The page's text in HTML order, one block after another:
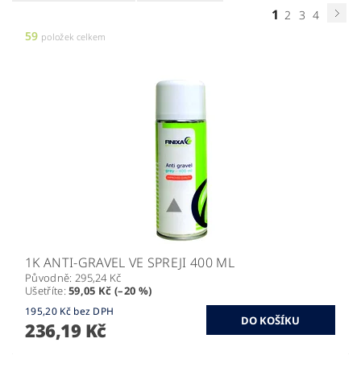
1 2 3 4
59 položek celkem
1K ANTI-GRAVEL VE SPREJI 400 ML
Původně: 295,24 Kč
Ušetříte:59,05 Kč (–20 %)
195,20 Kč bez DPH
236,19 Kč